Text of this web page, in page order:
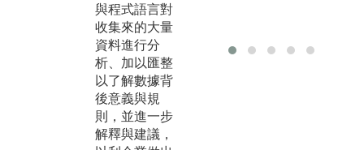
與程式語言對
收集來的大量
資料進行分
析、加以匯整
以了解數據背
後意義與規
則，並進一步
解釋與建議，
狀況或問題描